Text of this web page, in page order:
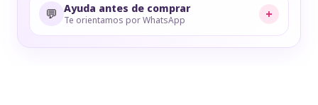
💬 Ayuda antes de comprar
Te orientamos por WhatsApp +